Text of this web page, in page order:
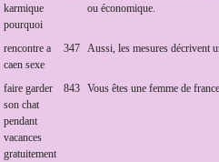
karmique
pourquoi
ou économique.
rencontre a
caen sexe
347 Aussi, les mesures décrivent
faire garder
son chat
pendant
vacances
gratuitement
843 Vous êtes une femme de